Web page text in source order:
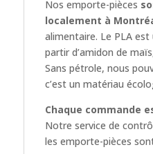
Nos emporte-pièces
localement à
alimentaire. Le PLA
partir d’amidon de
Sans pétrole, nous
c’est un matériau
Chaque commande
Notre service de
les emporte-pièces